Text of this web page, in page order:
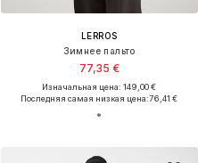
LERROS
Зимнее пальто
77,35 €
Изначальная цена: 149,00 €
Последняя самая низкая цена:76,41 €